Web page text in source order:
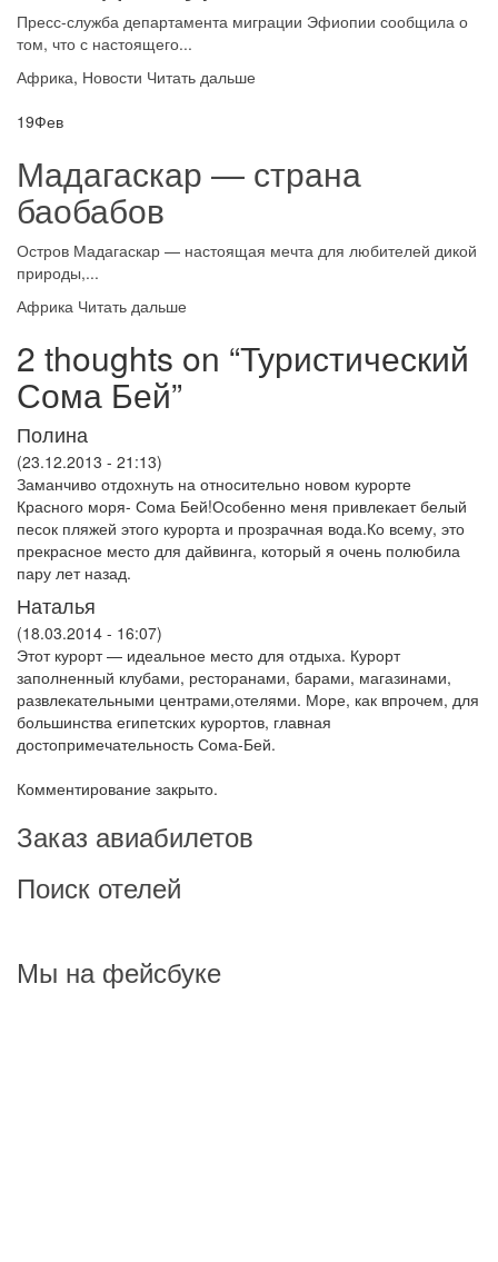
Пресс-служба департамента миграции Эфиопии сообщила о
том, что с настоящего...
Африка, Новости Читать дальше
19Фев
Мадагаскар — страна
баобабов
Остров Мадагаскар — настоящая мечта для любителей дикой
природы,...
Африка Читать дальше
2 thoughts on “Туристический
Сома Бей”
Полина
(23.12.2013 - 21:13)
Заманчиво отдохнуть на относительно новом курорте
Красного моря- Сома Бей!Особенно меня привлекает белый
песок пляжей этого курорта и прозрачная вода.Ко всему, это
прекрасное место для дайвинга, который я очень полюбила
пару лет назад.
Наталья
(18.03.2014 - 16:07)
Этот курорт — идеальное место для отдыха. Курорт
заполненный клубами, ресторанами, барами, магазинами,
развлекательными центрами,отелями. Море, как впрочем, для
большинства египетских курортов, главная
достопримечательность Сома-Бей.
Комментирование закрыто.
Заказ авиабилетов
Поиск отелей
Мы на фейсбуке